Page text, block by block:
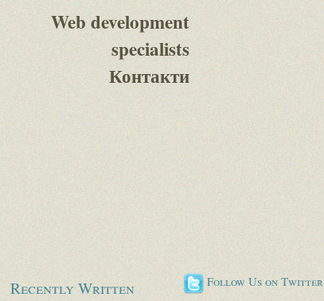
Web development
specialists
Контакти
Recently Written Follow Us on Twitter